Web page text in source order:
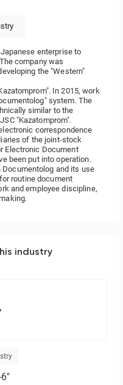
enterprise to
company was
the "Western"
In 2015, work
system. The
similar to the
"Kazatomprom".
correspondence
of the joint-stock
Electronic Document
been put into operation.
and its use
routine document
and employee discipline,
industry